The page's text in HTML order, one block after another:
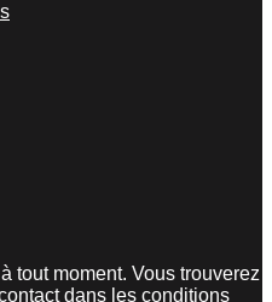
tout moment. Vous trouverez
dans les conditions